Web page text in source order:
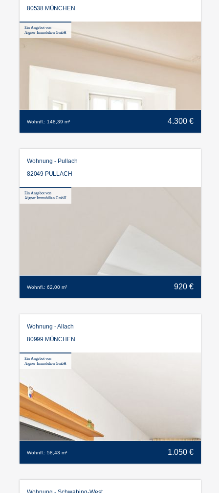
80538 MÜNCHEN
Ein Angebot von
Aigner Immobilien GmbH
Wohnfl.: 148,39 m² 4.300 €
Wohnung - Pullach
82049 PULLACH
Ein Angebot von
Aigner Immobilien GmbH
Wohnfl.: 62,00 m² 920 €
Wohnung - Allach
80999 MÜNCHEN
Ein Angebot von
Aigner Immobilien GmbH
Wohnfl.: 58,43 m² 1.050 €